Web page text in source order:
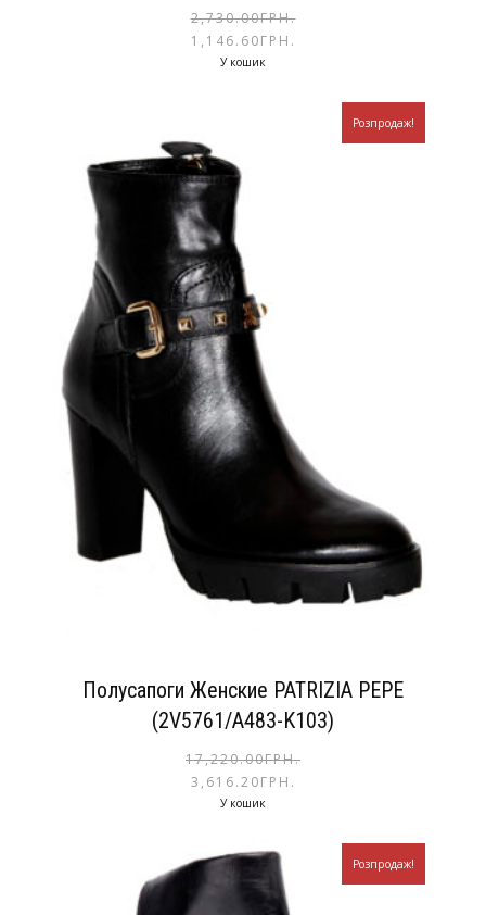
2,730.00ГРН.
1,146.60ГРН.
У кошик
Полусапоги Женские PATRIZIA PEPE
(2V5761/A483-K103)
Розпродаж!
17,220.00ГРН.
3,616.20ГРН.
У кошик
Розпродаж!